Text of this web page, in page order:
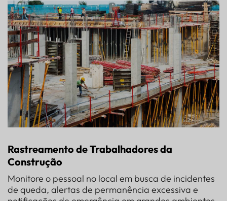
Rastreamento de Trabalhadores da
Construção
Monitore o pessoal no local em busca de incidentes
de queda, alertas de permanência excessiva e